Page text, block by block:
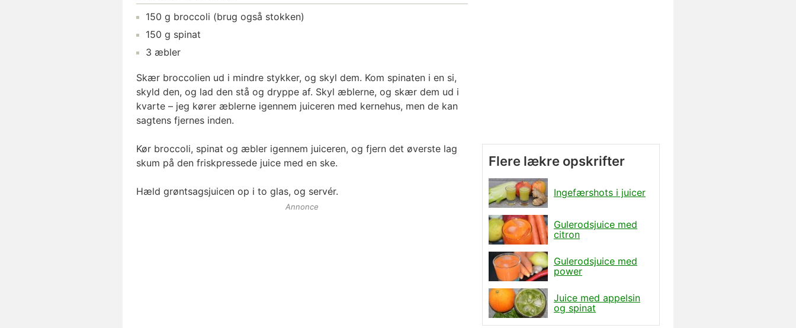
150 g broccoli (brug også stokken)
150 g spinat
3 æbler
Skær broccolien ud i mindre stykker, og skyl dem. Kom spinaten i en si,
skyld den, og lad den stå og dryppe af. Skyl æblerne, og skær dem ud i
kvarte – jeg kører æblerne igennem juiceren med kernehus, men de kan
sagtens fjernes inden.
Kør broccoli, spinat og æbler igennem juiceren, og fjern det øverste lag
skum på den friskpressede juice med en ske.
Hæld grøntsagsjuicen op i to glas, og servér.
Annonce
Flere lækre opskrifter
Ingefærshots i juicer
Gulerodsjuice med
citron
Gulerodsjuice med
power
Juice med appelsin
og spinat